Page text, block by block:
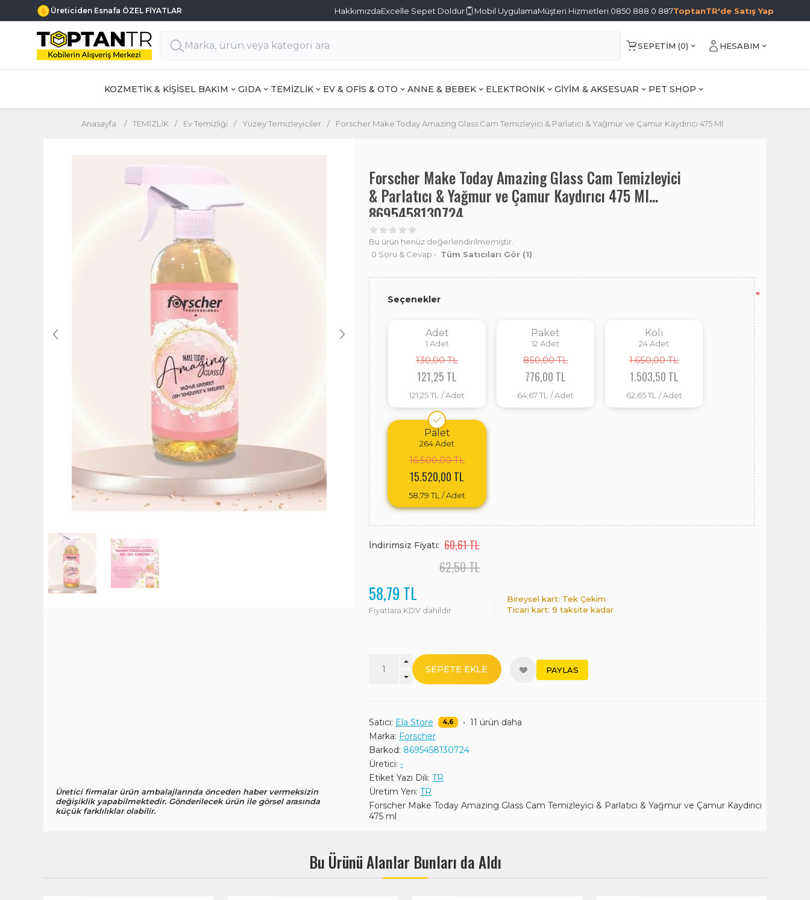
Üreticiden Esnafa ÖZEL FİYATLAR HakkımızdaExcelle Sepet Doldur Mobil UygulamaMüşteri Hizmetleri 0850 888 0 887ToptanTR'de Satış Yap
SEPETIM (0) HESABIM
KOZMETİK & KİŞİSEL BAKIM GIDA TEMİZLİK EV & OFİS & OTO ANNE & BEBEK ELEKTRONİK GİYİM & AKSESUAR PET SHOP
Anasayfa / TEMİZLİK / Ev Temizliği / Yüzey Temizleyiciler / Forscher Make Today Amazing Glass Cam Temizleyici & Parlatıcı & Yağmur ve Çamur Kaydırıcı 475 Ml
Üretici firmalar ürün ambalajlarında önceden haber vermeksizin
değişiklik yapabilmektedir. Gönderilecek ürün ile görsel arasında
küçük farklılıklar olabilir.
Forscher Make Today Amazing Glass Cam Temizleyici
& Parlatıcı & Yağmur ve Çamur Kaydırıcı 475 Ml
8695458130724
Bu ürün henüz değerlendirilmemiştir.
0 Soru & Cevap • Tüm Satıcıları Gör (1)
Seçenekler *
Adet
1 Adet
130,00 TL
121,25 TL
121,25 TL / Adet
Paket
12 Adet
850,00 TL
776,00 TL
64,67 TL / Adet
Koli
24Adet
1.650,00 TL
1.503,50 TL
62,65 TL / Adet
Palet
264Adet
16.500,00 TL
15.520,00 TL
58,79 TL / Adet
İndirimsiz Fiyatı: 60,61 TL
62,50 TL
58,79 TL
Fiyatlara KDV dahildir
Bireysel kart: Tek Çekim
Ticari kart: 9 taksite kadar
SEPETE EKLE PAYLAS
Satıcı: Ela Store 4,6 • 11 ürün daha
Marka: Forscher
Barkod: 8695458130724
Üretici: -
Etiket Yazı Dili: TR
Üretim Yeri: TR
Forscher Make Today Amazing Glass Cam Temizleyici & Parlatıcı & Yağmur ve Çamur Kaydırıcı
475 ml
Bu Ürünü Alanlar Bunları da Aldı